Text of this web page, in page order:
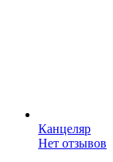
Канцеляр
Нет отзывов